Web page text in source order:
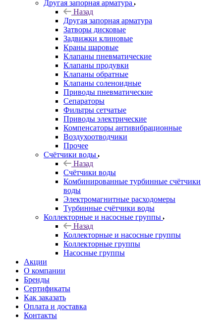
Другая запорная арматура
Назад
Другая запорная арматура
Затворы дисковые
Задвижки клиновые
Краны шаровые
Клапаны пневматические
Клапаны продувки
Клапаны обратные
Клапаны соленоидные
Приводы пневматические
Сепараторы
Фильтры сетчатые
Приводы электрические
Компенсаторы антивибрационные
Воздухоотводчики
Прочее
Счётчики воды
Назад
Счётчики воды
Комбинированные турбинные счётчики
воды
Электромагнитные расходомеры
Турбинные счётчики воды
Коллекторные и насосные группы
Назад
Коллекторные и насосные группы
Коллекторные группы
Насосные группы
Акции
О компании
Бренды
Сертификаты
Как заказать
Оплата и доставка
Контакты